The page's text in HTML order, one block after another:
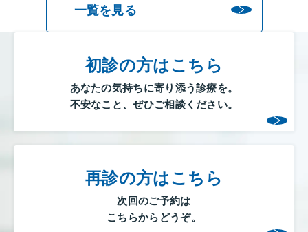
一覧を見る
初診の方はこちら
あなたの気持ちに寄り添う診療を。
不安なこと、ぜひご相談ください。
再診の方はこちら
次回のご予約は
こちらからどうぞ。